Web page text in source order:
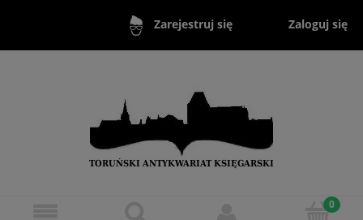
Zarejestruj się Zaloguj się